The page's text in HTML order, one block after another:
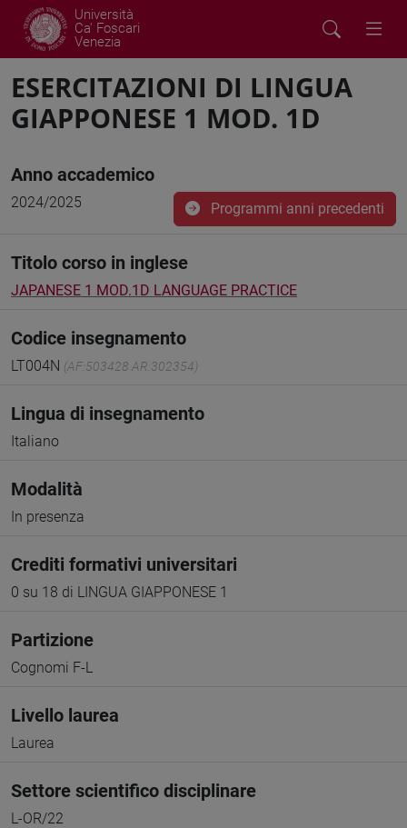
Università
Ca' Foscari
Venezia
ESERCITAZIONI DI LINGUA
GIAPPONESE 1 MOD. 1D
Anno accademico
2024/2025 Programmi anni precedenti
Titolo corso in inglese
JAPANESE 1 MOD.1D LANGUAGE PRACTICE
Codice insegnamento
LT004N (AF:503428 AR:302354)
Lingua di insegnamento
Italiano
Modalità
In presenza
Crediti formativi universitari
0 su 18 di LINGUA GIAPPONESE 1
Partizione
Cognomi F-L
Livello laurea
Laurea
Settore scientifico disciplinare
L-OR/22